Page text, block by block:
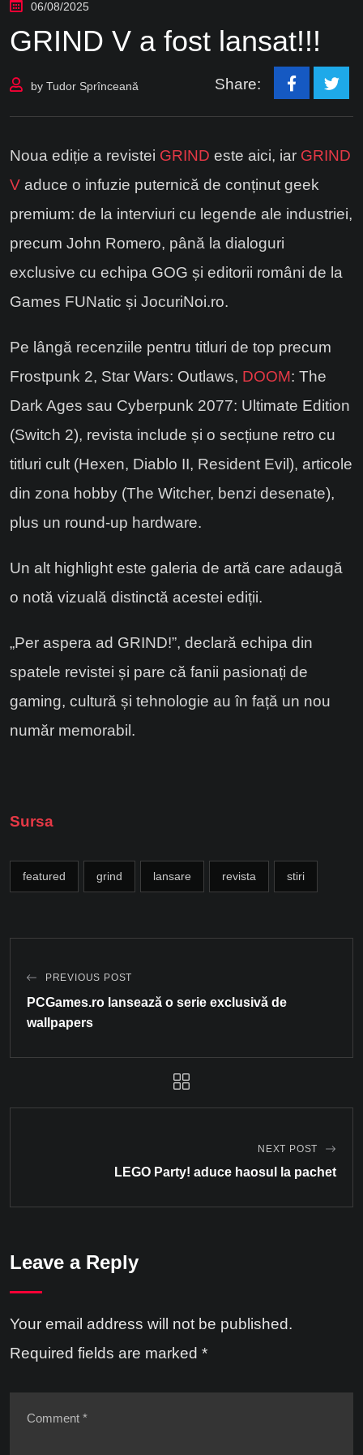
06/08/2025
GRIND V a fost lansat!!!
by Tudor Sprînceană Share:
Noua ediție a revistei GRIND este aici, iar GRIND
V aduce o infuzie puternică de conținut geek
premium: de la interviuri cu legende ale industriei,
precum John Romero, până la dialoguri
exclusive cu echipa GOG și editorii români de la
Games FUNatic și JocuriNoi.ro.
Pe lângă recenziile pentru titluri de top precum
Frostpunk 2, Star Wars: Outlaws, DOOM: The
Dark Ages sau Cyberpunk 2077: Ultimate Edition
(Switch 2), revista include și o secțiune retro cu
titluri cult (Hexen, Diablo II, Resident Evil), articole
din zona hobby (The Witcher, benzi desenate),
plus un round-up hardware.
Un alt highlight este galeria de artă care adaugă
o notă vizuală distinctă acestei ediții.
„Per aspera ad GRIND!”, declară echipa din
spatele revistei și pare că fanii pasionați de
gaming, cultură și tehnologie au în față un nou
număr memorabil.
Sursa
featured grind lansare revista stiri
PREVIOUS POST
PCGames.ro lansează o serie exclusivă de
wallpapers
NEXT POST
LEGO Party! aduce haosul la pachet
Leave a Reply
Your email address will not be published.
Required fields are marked *